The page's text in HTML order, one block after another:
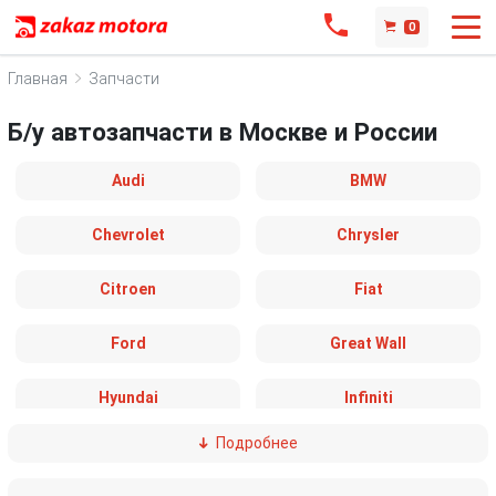
0
Главная Запчасти
Б/у автозапчасти в Москве и России
Audi BMW
Chevrolet Chrysler
Citroen Fiat
Ford Great Wall
Hyundai Infiniti
Подробнее